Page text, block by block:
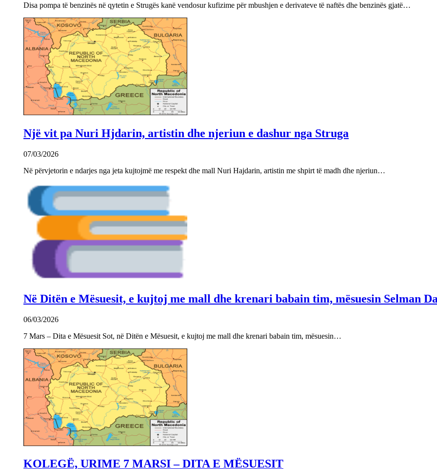
Disa pompa të benzinës në qytetin e Strugës kanë vendosur kufizime për mbushjen e derivateve të naftës dhe benzinës gjatë…
Një vit pa Nuri Hjdarin, artistin dhe njeriun e dashur nga Struga
07/03/2026
Në përvjetorin e ndarjes nga jeta kujtojmë me respekt dhe mall Nuri Hajdarin, artistin me shpirt të madh dhe njeriun…
Në Ditën e Mësuesit, e kujtoj me mall dhe krenari babain tim, mësuesin Selman
06/03/2026
7 Mars – Dita e Mësuesit Sot, në Ditën e Mësuesit, e kujtoj me mall dhe krenari babain tim, mësuesin…
KOLEGË, URIME 7 MARSI – DITA E MËSUESIT